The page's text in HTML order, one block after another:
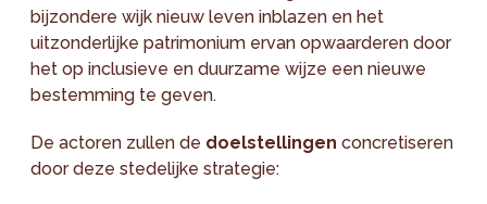
bijzondere wijk nieuw leven inblazen en het
uitzonderlijke patrimonium ervan opwaarderen door
het op inclusieve en duurzame wijze een nieuwe
bestemming te geven.
De actoren zullen de doelstellingenconcretiseren
door deze stedelijke strategie: